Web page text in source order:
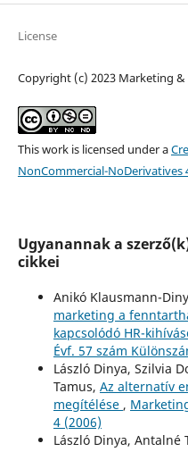
License
Copyright (c) 2023 Marketing
This work is licensed under a
NonCommercial-NoDerivatives
Ugyanannak a
cikkei
Anikó Klausmann-
marketing a
kapcsolódó HR-
Évf. 57 szám
László Dinya, Szilvia
Tamus, Az alternatív
megítélése ,
4 (2006)
László Dinya, Antalné